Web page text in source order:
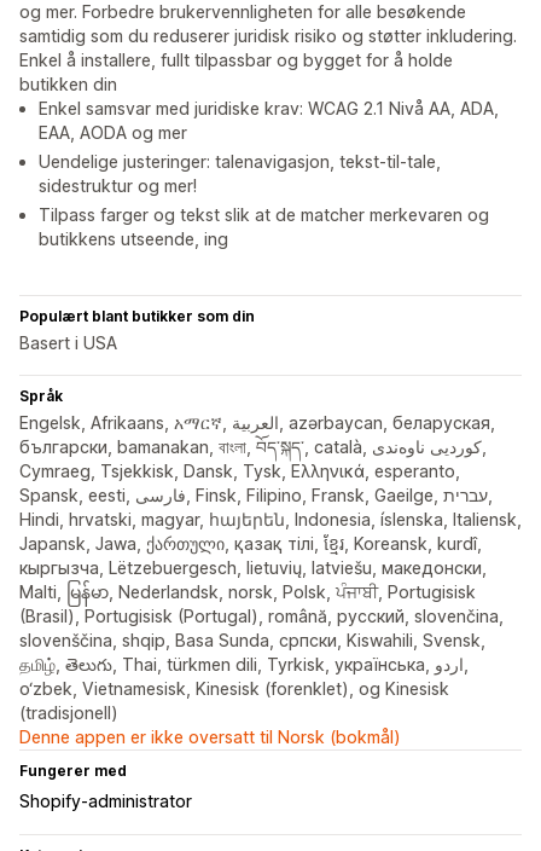
og mer. Forbedre brukervennligheten for alle besøkende
samtidig som du reduserer juridisk risiko og støtter inkludering.
Enkel å installere, fullt tilpassbar og bygget for å holde
butikken din
Enkel samsvar med juridiske krav: WCAG 2.1 Nivå AA, ADA,
EAA, AODA og mer
Uendelige justeringer: talenavigasjon, tekst-til-tale,
sidestruktur og mer!
Tilpass farger og tekst slik at de matcher merkevaren og
butikkens utseende, ing
Populært blant butikker som din
Basert i USA
Språk
Engelsk, Afrikaans, አማርኛ, العربية, azərbaycan, беларуская,
български, bamanakan, বাংলা, བོད་སྐད་, català, کوردیی ناوەندی,
Cymraeg, Tsjekkisk, Dansk, Tysk, Ελληνικά, esperanto,
Spansk, eesti, فارسی, Finsk, Filipino, Fransk, Gaeilge, עברית,
Hindi, hrvatski, magyar, հայերեն, Indonesia, íslenska, Italiensk,
Japansk, Jawa, ქართული, қазақ тілі, ខ្មែរ, Koreansk, kurdî,
кыргызча, Lëtzebuergesch, lietuvių, latviešu, македонски,
Malti, မြန်မာ, Nederlandsk, norsk, Polsk, ਪੰਜਾਬੀ, Portugisisk
(Brasil), Portugisisk (Portugal), română, русский, slovenčina,
slovenščina, shqip, Basa Sunda, српски, Kiswahili, Svensk,
தமிழ், తెలుగు, Thai, türkmen dili, Tyrkisk, українська, اردو,
o‘zbek, Vietnamesisk, Kinesisk (forenklet), og Kinesisk
(tradisjonell)
Denne appen er ikke oversatt til Norsk (bokmål)
Fungerer med
Shopify-administrator